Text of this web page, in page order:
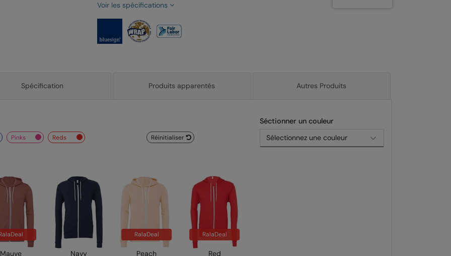
Voir les spécifications
Spécification Produits apparentés Autres Produits
Séctionner un couleur
Réinitialiser
pinks reds
Mauve Navy
RalaDeal
Peach
RalaDeal
Red